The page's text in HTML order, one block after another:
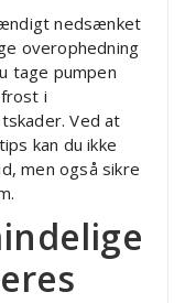
nedsænket
overophedning
tage pumpen
i
Ved at
kan du ikke
men også sikre